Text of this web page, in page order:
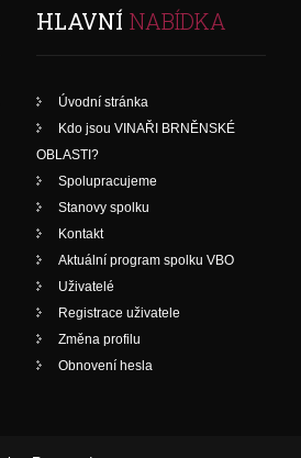
HLAVNÍ NABÍDKA
Úvodní stránka
Kdo jsou VINAŘI BRNĚNSKÉ
OBLASTI?
Spolupracujeme
Stanovy spolku
Kontakt
Aktuální program spolku VBO
Uživatelé
Registrace uživatele
Změna profilu
Obnovení hesla